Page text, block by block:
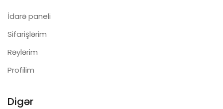
İdarə paneli
Sifarişlərim
Rəylərim
Profilim
Digər